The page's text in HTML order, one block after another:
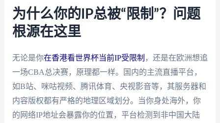
为什么你的IP总被“限制”？问题
根源在这里
无论是你在香港看世界杯当前IP受限制 ，还是在欧洲想追
一场CBA总决赛，原理都一样。国内的主流直播平台，
如B站、咪咕视频、腾讯体育、央视影音等，其服务器和
内容版权都有严格的地理区域划分。当你身处海外，你
的网络IP地址会暴露你的位置，平台检测到非中国大陆